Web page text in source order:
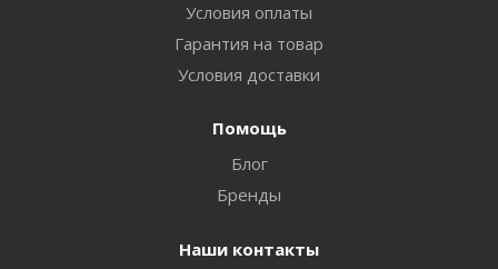
Условия оплаты
Гарантия на товар
Условия доставки
Помощь
Блог
Бренды
Наши контакты